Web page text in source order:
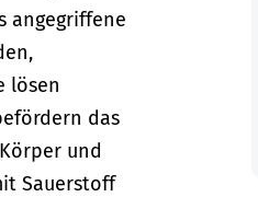
angegriffene
lösen
das
und
Sauerstoff